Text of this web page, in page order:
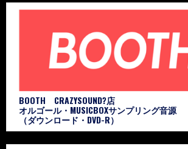
BOOTH CRAZYSOUND?店
オルゴール・MUSICBOXサンプリング音源
（ダウンロード・DVD-R）